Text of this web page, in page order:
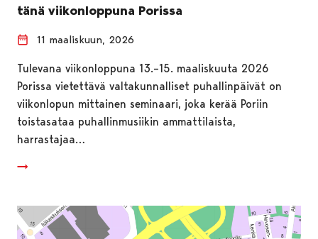
tänä viikonloppuna Porissa
11 maaliskuun, 2026
Tulevana viikonloppuna 13.–15. maaliskuuta 2026
Porissa vietettävä valtakunnalliset puhallinpäivät on
viikonlopun mittainen seminaari, joka kerää Poriin
toistasataa puhallinmusiikin ammattilaista,
harrastajaa…